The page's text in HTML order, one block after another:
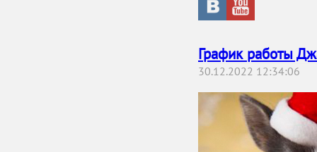
График работы
30.12.2022 12:34:06